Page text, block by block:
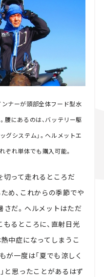
ナーが頭部全体フード型水
腰にあるのは、バッテリー駆
グシステム」。ヘルメットエ
ぞれ単体でも購入可能。
って走れるところだ
め、これからの季節でや
さだ。ヘルメットはただ
るところに、直射日光
中症になってしまうこ
が一度は「夏でも涼しく
と思ったことがあるはず